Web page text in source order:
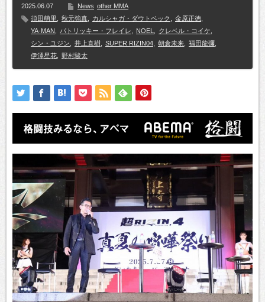
2025.06.07 News other MMA
須田萌里
秋元強真 カルシャガ・ダウトベック 金原正徳
YA-MAN
パトリッキー・フレイレ NOEL クレベル・コイケ
シン・ユジン
井上直樹 SUPER RIZIN04 朝倉未来 福田龍彌
伊澤星花
野村駿太